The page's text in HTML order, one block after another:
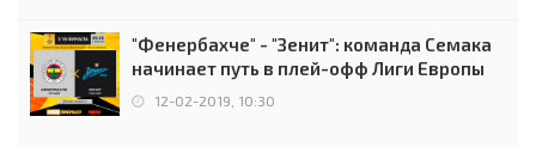
"Фенербахче" - "Зенит": команда Семака
начинает путь в плей-офф Лиги Европы
12-02-2019, 10:30